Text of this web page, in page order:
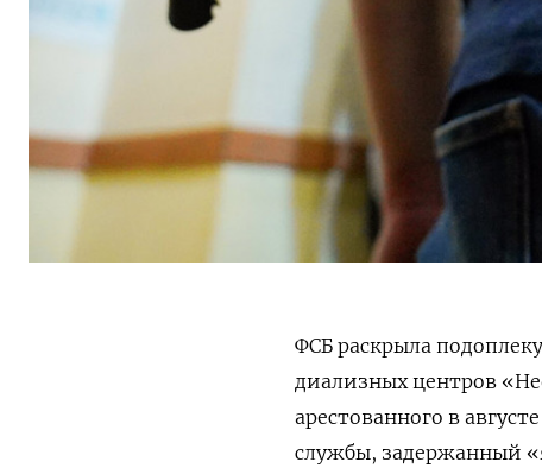
ФСБ раскрыла
диализных центров
арестованного в
службы, задержанный